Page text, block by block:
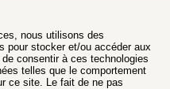
nous utilisons des
pour stocker et/ou accéder aux
consentir à ces technologies
telles que le comportement
ce site. Le fait de ne pas